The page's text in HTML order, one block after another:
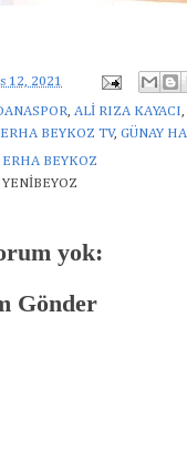
12, 2021
, ALİ RIZA KAYACI,
ERHA BEYKOZ TV, GÜNAY
ERHA BEYKOZ
YENİBEYOZ
yok:
Gönder